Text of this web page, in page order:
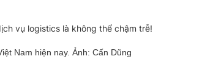
Nam hiện nay. Ảnh: Cấn Dũng